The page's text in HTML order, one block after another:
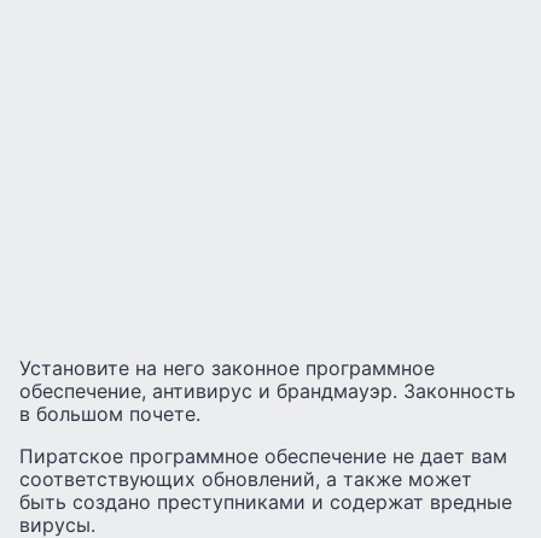
Установите на него законное программное
обеспечение, антивирус и брандмауэр. Законность
в большом почете.
Пиратское программное обеспечение не дает вам
соответствующих обновлений, а также может
быть создано преступниками и содержат вредные
вирусы.